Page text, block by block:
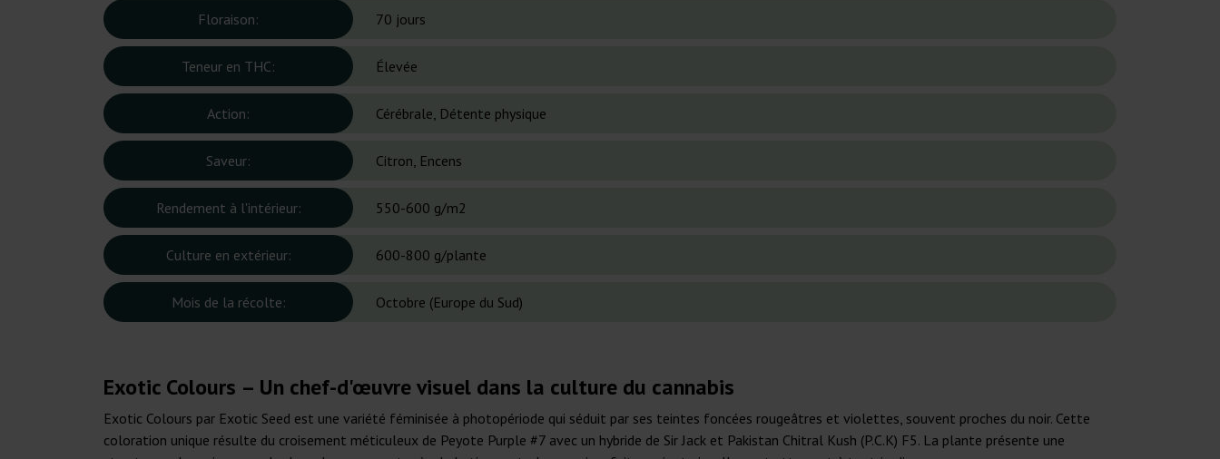
Floraison: 70 jours
Teneur en THC: Élevée
Action: Cérébrale, Détente physique
Saveur: Citron, Encens
Rendement à l'intérieur: 550-600 g/m2
Culture en extérieur: 600-800 g/plante
Mois de la récolte: Octobre (Europe du Sud)
Exotic Colours – Un chef-d'œuvre visuel dans la culture du cannabis
Exotic Colours par Exotic Seed est une variété féminisée à photopériode qui séduit par ses teintes foncées rougeâtres et violettes, souvent proches du noir. Cette
coloration unique résulte du croisement méticuleux de Peyote Purple #7 avec un hybride de Sir Jack et Pakistan Chitral Kush (P.C.K) F5. La plante présente une